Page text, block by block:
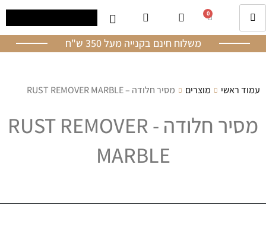
0
משלוח חינם בקנייה מעל 350 ש"ח
עמוד ראשי מוצרים מסיר חלודה – RUST REMOVER MARBLE
מסיר חלודה - RUST REMOVER
MARBLE